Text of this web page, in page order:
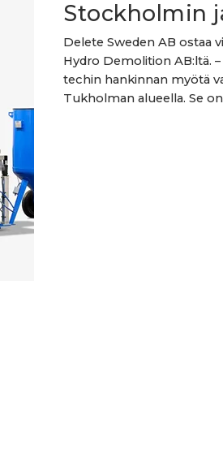
Stockholmin
Delete Sweden AB ostaa
Hydro Demolition AB:ltä.
techin hankinnan myötä
Tukholman alueella. Se on